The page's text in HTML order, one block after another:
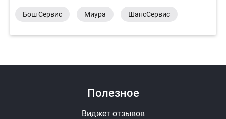
Бош Сервис Миура ШансСервис
Полезное
Виджет отзывов